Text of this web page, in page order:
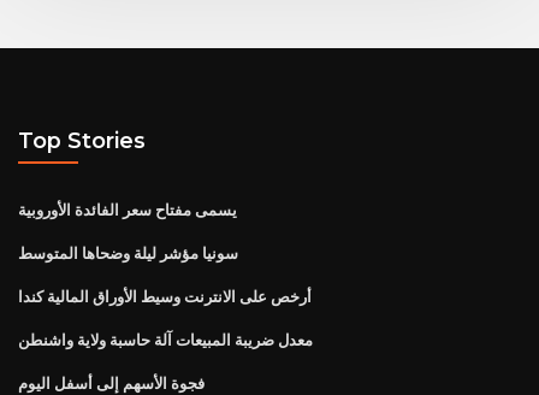
Top Stories
يسمى مفتاح سعر الفائدة الأوروبية
سونيا مؤشر ليلة وضحاها المتوسط
أرخص على الانترنت وسيط الأوراق المالية كندا
معدل ضريبة المبيعات آلة حاسبة ولاية واشنطن
فجوة الأسهم إلى أسفل اليوم